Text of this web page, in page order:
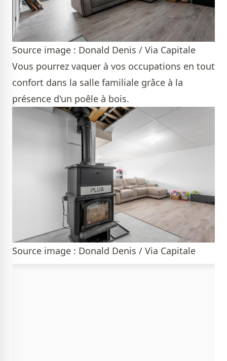
Source image : Donald Denis / Via Capitale
Vous pourrez vaquer à vos occupations en tout
confort dans la salle familiale grâce à la
présence d'un poêle à bois.
Source image : Donald Denis / Via Capitale